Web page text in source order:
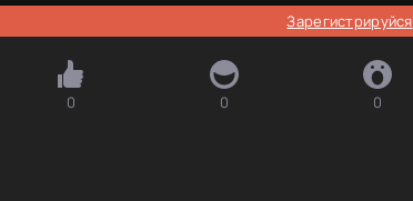
Зарегистрируйся
0 0 0